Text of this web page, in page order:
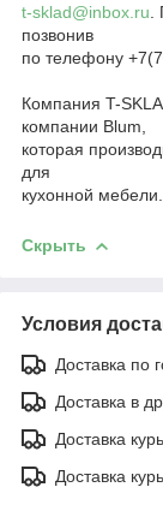
t-sklad@inbox.ru
позвонив
по телефону
Компания T-
компании Blum,
которая
для
кухонной мебели.
Скрыть
Условия
Доставка по
Доставка в
Доставка
Доставка